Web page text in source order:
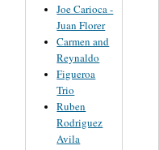
Joe Carioca -
Juan Florer
Carmen and
Reynaldo
Figueroa
Trio
Ruben
Rodriguez
Avila